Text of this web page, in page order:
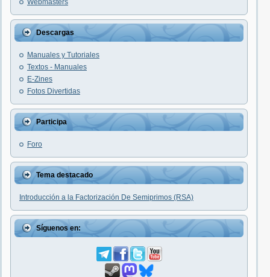
Webmasters
Descargas
Manuales y Tutoriales
Textos - Manuales
E-Zines
Fotos Divertidas
Participa
Foro
Tema destacado
Introducción a la Factorización De Semiprimos (RSA)
Síguenos en: